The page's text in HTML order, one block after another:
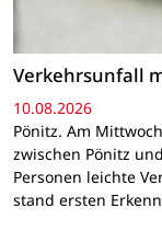
Verkehrsunfall
10.08.2026
Pönitz. Am
zwischen Pönitz
Personen leichte
stand ersten